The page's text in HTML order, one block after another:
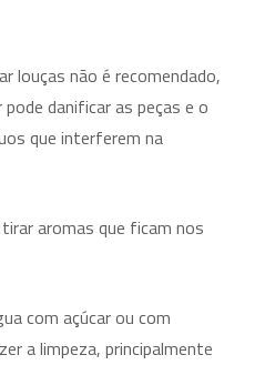
louças não é recomendado,
danificar as peças e o
que interferem na
aromas que ficam nos
com açúcar ou com
a limpeza, principalmente